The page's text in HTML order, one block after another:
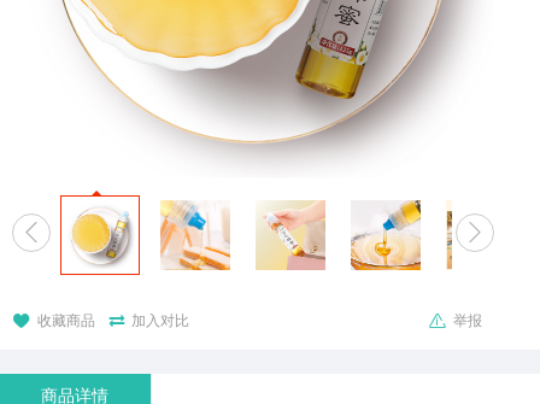
 
 收藏商品  加入对比  举报
商品详情